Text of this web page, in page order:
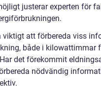
justerar experten för
viktigt att förbereda viss
både i kilowattimmar
det förekommit
nödvändig